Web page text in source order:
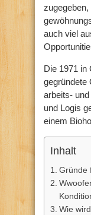
zugegeben,
auch viel
Die 1971 in
gegründete
arbeits-
und Logis
einem
Inhalt
Gründe
Wie